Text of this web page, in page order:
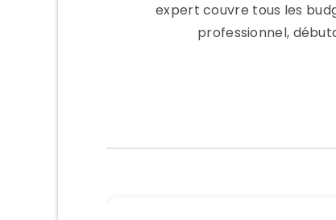
expert couvre tous les
professionnel,